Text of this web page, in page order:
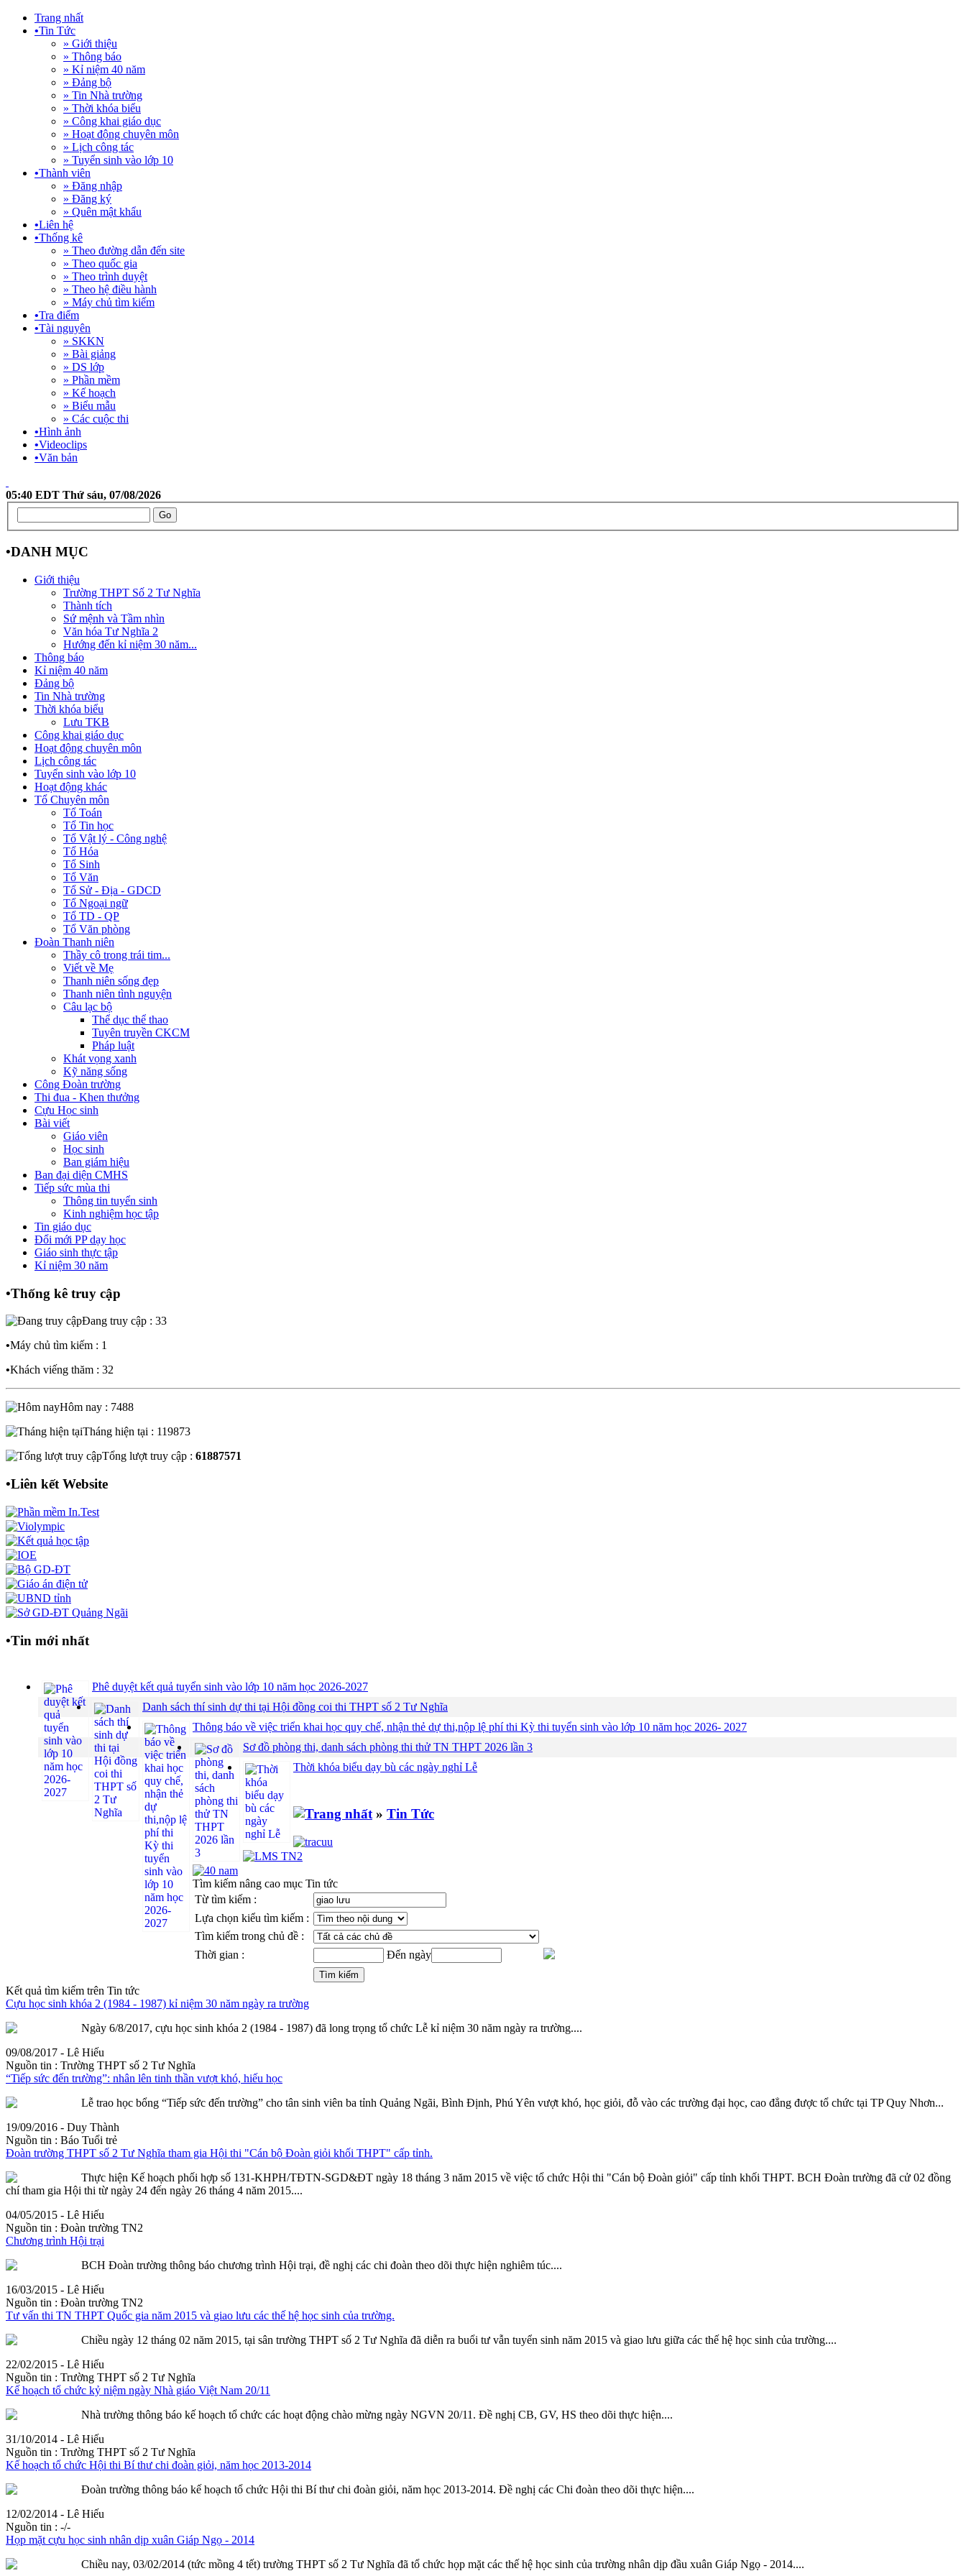
Trang nhất
•Tin Tức
» Giới thiệu
» Thông báo
» Kỉ niệm 40 năm
» Đảng bộ
» Tin Nhà trường
» Thời khóa biểu
» Công khai giáo dục
» Hoạt động chuyên môn
» Lịch công tác
» Tuyển sinh vào lớp 10
•Thành viên
» Đăng nhập
» Đăng ký
» Quên mật khẩu
•Liên hệ
•Thống kê
» Theo đường dẫn đến site
» Theo quốc gia
» Theo trình duyệt
» Theo hệ điều hành
» Máy chủ tìm kiếm
•Tra điểm
•Tài nguyên
» SKKN
» Bài giảng
» DS lớp
» Phần mềm
» Kế hoạch
» Biểu mẫu
» Các cuộc thi
•Hình ảnh
•Videoclips
•Văn bản
05:40 EDT Thứ sáu, 07/08/2026
•DANH MỤC
Giới thiệu
Trường THPT Số 2 Tư Nghĩa
Thành tích
Sứ mệnh và Tầm nhìn
Văn hóa Tư Nghĩa 2
Hướng đến kỉ niệm 30 năm...
Thông báo
Kỉ niệm 40 năm
Đảng bộ
Tin Nhà trường
Thời khóa biểu
Lưu TKB
Công khai giáo dục
Hoạt động chuyên môn
Lịch công tác
Tuyển sinh vào lớp 10
Hoạt động khác
Tổ Chuyên môn
Tổ Toán
Tổ Tin học
Tổ Vật lý - Công nghệ
Tổ Hóa
Tổ Sinh
Tổ Văn
Tổ Sử - Địa - GDCD
Tổ Ngoại ngữ
Tổ TD - QP
Tổ Văn phòng
Đoàn Thanh niên
Thầy cô trong trái tim...
Viết về Mẹ
Thanh niên sống đẹp
Thanh niên tình nguyện
Câu lạc bộ
Thể dục thể thao
Tuyên truyền CKCM
Pháp luật
Khát vọng xanh
Kỹ năng sống
Công Đoàn trường
Thi đua - Khen thưởng
Cựu Học sinh
Bài viết
Giáo viên
Học sinh
Ban giám hiệu
Ban đại diện CMHS
Tiếp sức mùa thi
Thông tin tuyển sinh
Kinh nghiệm học tập
Tin giáo dục
Đổi mới PP dạy học
Giáo sinh thực tập
Kỉ niệm 30 năm
•Thống kê truy cập
Đang truy cập : 33
•Máy chủ tìm kiếm : 1
•Khách viếng thăm : 32
Hôm nay : 7488
Tháng hiện tại : 119873
Tổng lượt truy cập : 61887571
•Liên kết Website
•Tin mới nhất
Phê duyệt kết quả tuyển sinh vào lớp 10 năm học 2026-2027
Danh sách thí sinh dự thi tại Hội đồng coi thi THPT số 2 Tư Nghĩa
Thông báo về việc triển khai học quy chế, nhận thẻ dự thi,nộp lệ phí thi Kỳ thi tuyển sinh vào lớp 10 năm học 2026- 2027
Sơ đồ phòng thi, danh sách phòng thi thử TN THPT 2026 lần 3
Thời khóa biểu dạy bù các ngày nghỉ Lễ
» Tin Tức
Tìm kiếm nâng cao mục Tin tức
Từ tìm kiếm :
Lựa chọn kiểu tìm kiếm :
Tìm kiếm trong chủ đề :
Thời gian :
Đến ngày
Kết quả tìm kiếm trên Tin tức
Cựu học sinh khóa 2 (1984 - 1987) kỉ niệm 30 năm ngày ra trường
Ngày 6/8/2017, cựu học sinh khóa 2 (1984 - 1987) đã long trọng tổ chức Lễ kỉ niệm 30 năm ngày ra trường....
09/08/2017 - Lê Hiếu
Nguồn tin : Trường THPT số 2 Tư Nghĩa
​“Tiếp sức đến trường”: nhân lên tinh thần vượt khó, hiếu học
Lễ trao học bổng “Tiếp sức đến trường” cho tân sinh viên ba tỉnh Quảng Ngãi, Bình Định, Phú Yên vượt khó, học giỏi, đỗ vào các trường đại học, cao đẳng được tổ chức tại TP Quy Nhơn...
19/09/2016 - Duy Thành
Nguồn tin : Báo Tuổi trẻ
Đoàn trường THPT số 2 Tư Nghĩa tham gia Hội thi "Cán bộ Đoàn giỏi khối THPT" cấp tỉnh.
Thực hiện Kế hoạch phối hợp số 131-KHPH/TĐTN-SGD&ĐT ngày 18 tháng 3 năm 2015 về việc tổ chức Hội thi "Cán bộ Đoàn giỏi" cấp tỉnh khối THPT. BCH Đoàn trường đã cử 02 đồng
chí tham gia Hội thi từ ngày 24 đến ngày 26 tháng 4 năm 2015....
04/05/2015 - Lê Hiếu
Nguồn tin : Đoàn trường TN2
Chương trình Hội trại
BCH Đoàn trường thông báo chương trình Hội trại, đề nghị các chi đoàn theo dõi thực hiện nghiêm túc....
16/03/2015 - Lê Hiếu
Nguồn tin : Đoàn trường TN2
Tư vấn thi TN THPT Quốc gia năm 2015 và giao lưu các thế hệ học sinh của trường.
Chiều ngày 12 tháng 02 năm 2015, tại sân trường THPT số 2 Tư Nghĩa đã diễn ra buổi tư vẫn tuyển sinh năm 2015 và giao lưu giữa các thế hệ học sinh của trường....
22/02/2015 - Lê Hiếu
Nguồn tin : Trường THPT số 2 Tư Nghĩa
Kế hoạch tổ chức kỷ niệm ngày Nhà giáo Việt Nam 20/11
Nhà trường thông báo kế hoạch tổ chức các hoạt động chào mừng ngày NGVN 20/11. Đề nghị CB, GV, HS theo dõi thực hiện....
31/10/2014 - Lê Hiếu
Nguồn tin : Trường THPT số 2 Tư Nghĩa
Kế hoạch tổ chức Hội thi Bí thư chi đoàn giỏi, năm học 2013-2014
Đoàn trường thông báo kế hoạch tổ chức Hội thi Bí thư chi đoàn giỏi, năm học 2013-2014. Đề nghị các Chi đoàn theo dõi thực hiện....
12/02/2014 - Lê Hiếu
Nguồn tin : -/-
Họp mặt cựu học sinh nhân dịp xuân Giáp Ngọ - 2014
Chiều nay, 03/02/2014 (tức mồng 4 tết) trường THPT số 2 Tư Nghĩa đã tổ chức họp mặt các thế hệ học sinh của trường nhân dịp đầu xuân Giáp Ngọ - 2014....